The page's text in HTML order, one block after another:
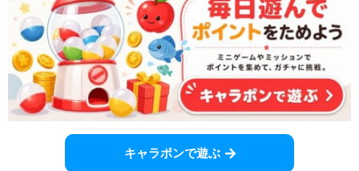
キャラポンで遊ぶ